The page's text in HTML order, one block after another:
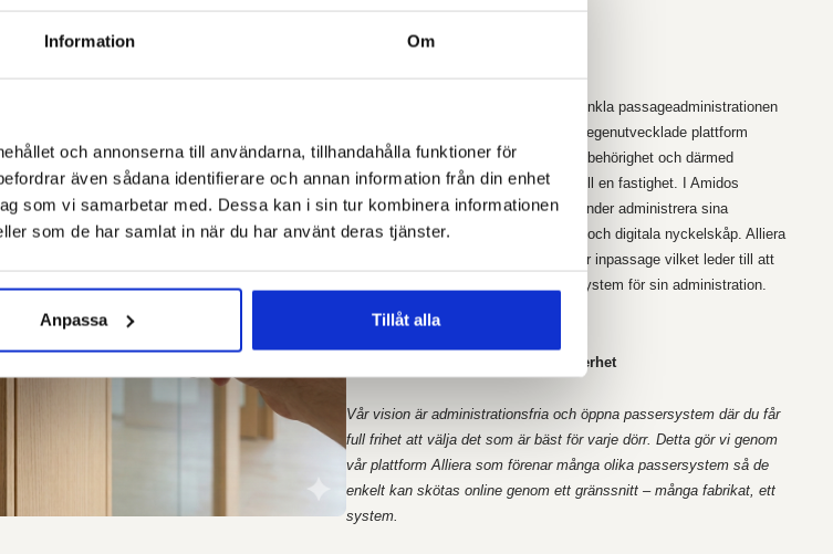
Information Om
och annonserna till användarna, tillhandahålla funktioner för
även sådana identifierare och annan information från din enhet
som vi samarbetar med. Dessa kan i sin tur kombinera informationen
som de har samlat in när du har använt deras tjänster.
Anpassa Tillåt alla
Dela
Om Amido
Amido levererar tjänster som ska förenkla passageadministrationen
för fastighetsägare. Genom Bolagets egenutvecklade plattform
Alliera kan fastighetsägare digitalt ge behörighet och därmed
bestämma vem som ska ha tillgång till en fastighet. I Amidos
webbaserade plattform Alliera, kan kunder administrera sina
passagesystem, tvättstugebokningar och digitala nyckelskåp. Alliera
är integrerad med flera leverantörer för inpassage vilket leder till att
kunden enbart behöver använda ett system för sin administration.
Amido är Frihet, Enkelhet och Säkerhet
Vår vision är administrationsfria och öppna passersystem där du får
full frihet att välja det som är bäst för varje dörr. Detta gör vi genom
vår plattform Alliera som förenar många olika passersystem så de
enkelt kan skötas online genom ett gränssnitt – många fabrikat, ett
system.